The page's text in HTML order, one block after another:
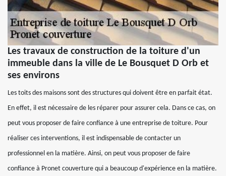
Les travaux de construction de la toiture d'un
immeuble dans la ville de Le Bousquet D Orb et
ses environs
Les toits des maisons sont des structures qui doivent être en parfait état.
En effet, il est nécessaire de les réparer pour assurer cela. Dans ce cas, on
peut vous proposer de faire confiance à une entreprise de toiture. Pour
réaliser ces interventions, il est indispensable de contacter un
professionnel en la matière. Ainsi, on peut vous proposer de faire
confiance à Pronet couverture qui a beaucoup d'expérience en la matière.